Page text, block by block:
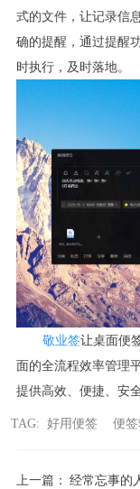
式的文件，让记录信
确的提醒，通过提醒
时执行，及时落地。
敬业签让桌面便
面的全流程效率管理
提供高效、便捷、安
TAG: 好用便签 便
上一篇： 经常忘事的